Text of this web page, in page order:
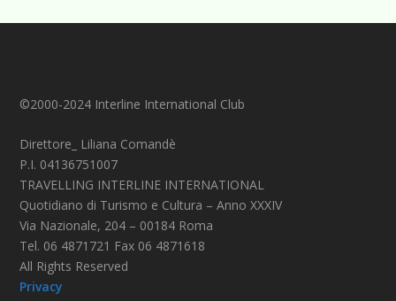
©2000-2024 Interline International Club
Direttore_ Liliana Comandè
P.I. 04136751007
TRAVELLING INTERLINE INTERNATIONAL
Quotidiano di Turismo e Cultura – Anno XXXIV
Via Nazionale, 204 – 00184 Roma
Tel. 06 4871721 Fax 06 4871618
All Rights Reserved
Privacy